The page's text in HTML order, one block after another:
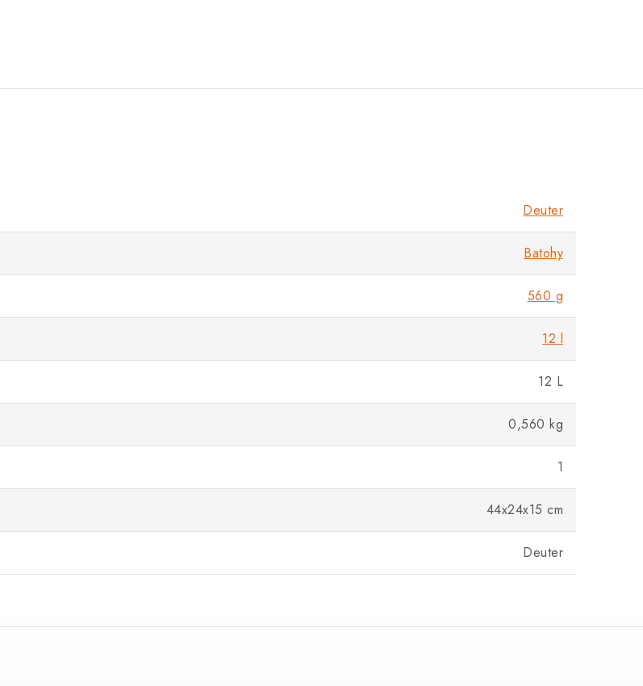
Deuter
Batohy
560 g
12 l
12 L
0,560 kg
1
44x24x15 cm
Deuter